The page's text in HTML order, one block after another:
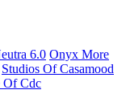
6.0 Onyx More
Studios Of Casamood
Of Cdc